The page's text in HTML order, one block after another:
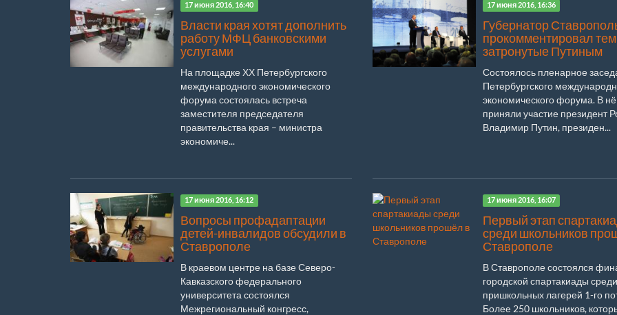
17 июня 2016, 16:40
Власти края хотят дополнить
работу МФЦ банковскими
услугами
На площадке ХХ Петербургского
международного экономического
форума состоялась встреча
заместителя председателя
правительства края – министра
экономиче...
17 июня 2016, 16:36
Губернатор
прокомментировал
затронутые Путиным
Состоялось пленарное
Петербургского
экономического форума. В
приняли участие президент
Владимир Путин, президен...
17 июня 2016, 16:12
Вопросы профадаптации
детей-инвалидов обсудили в
Ставрополе
В краевом центре на базе Северо-
Кавказского федерального
университета состоялся
Межрегиональный конгресс,
17 июня 2016, 16:07
Первый этап
среди школьников
Ставрополе
В Ставрополе состоялся
городской спартакиады
пришкольных лагерей 1-го
Более 250 школьников,